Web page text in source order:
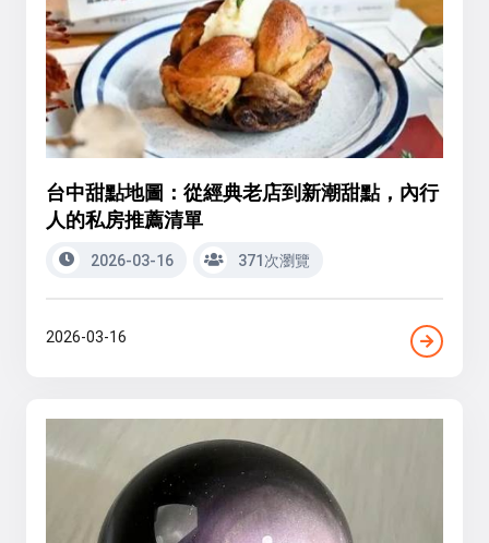
台中甜點地圖：從經典老店到新潮甜點，內行
人的私房推薦清單
2026-03-16 371次瀏覽
2026-03-16